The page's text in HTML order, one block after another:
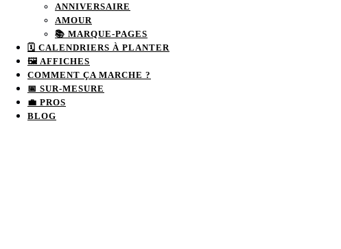
ANNIVERSAIRE
AMOUR
📚 MARQUE-PAGES
🗓 CALENDRIERS À PLANTER
🖼️ AFFICHES
COMMENT ÇA MARCHE ?
📅 SUR-MESURE
💼 PROS
BLOG